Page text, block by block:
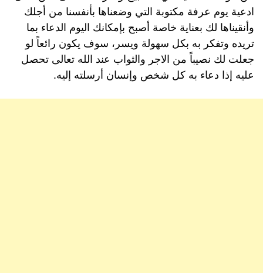
ادعية يوم عرفة مكتوبة التي وضعناها بأنفسنا من أجلك
وأنقيناها لك بعناية خاصة أصبح بإمكانك اليوم الدعاء بما
تريده وتفكر به بكل سهولة ويسر، سوف يكون رائعاً لو
جعلت لك نصيباً من الاجر والثواب عند الله تعالى تحصل
عليه إذا دعاء به كل شخص وإنسان أرسلته إليه.